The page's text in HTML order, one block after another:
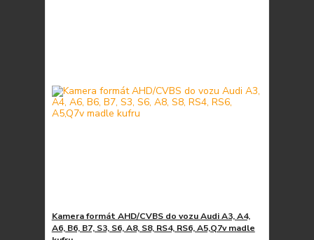
Kamera formát AHD/CVBS do vozu Audi A3, A4,
A6, B6, B7, S3, S6, A8, S8, RS4, RS6, A5,Q7v madle